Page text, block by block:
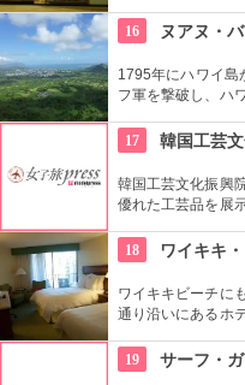
なるまで教えてく
16 ヌアヌ・
1795年にハワイ島
フ軍を撃破し、ハ
から広がる絶景は
17 韓国工芸
韓国工芸文化振興
優れた工芸品を展
す。美しく、かつ
18
ワイキキビーチに
通り沿いにあるホ
ワイアンキルトの
す。
19 サーフ・